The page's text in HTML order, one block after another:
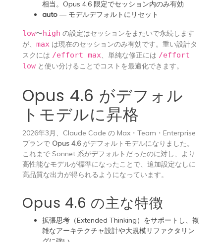
相当。Opus 4.6 限定でセッション内のみ有効
auto— モデルデフォルトにリセット
low〜high の設定はセッションをまたいで永続します
が、 max は現在のセッションのみ有効です。重い設計タ
スクには /effort max 、単純な修正には /effort
lowと使い分けることでコストを最適化できます。
Opus 4.6 がデフォル
トモデルに昇格
2026年3月、Claude Code の Max・Team・Enterprise
プランで Opus 4.6がデフォルトモデルになりました。
これまで Sonnet 系がデフォルトだったのに対し、より
高性能なモデルが標準になったことで、追加設定なしに
高品質な出力が得られるようになっています。
Opus 4.6 の主な特徴
拡張思考（Extended Thinking）をサポートし、複
雑なアーキテクチャ設計や大規模リファクタリン